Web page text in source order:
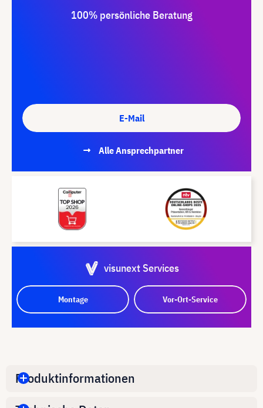
100% persönliche Beratung
E-Mail
Alle Ansprechpartner
visunext Services
Montage Vor-Ort-Service
Produktinformationen